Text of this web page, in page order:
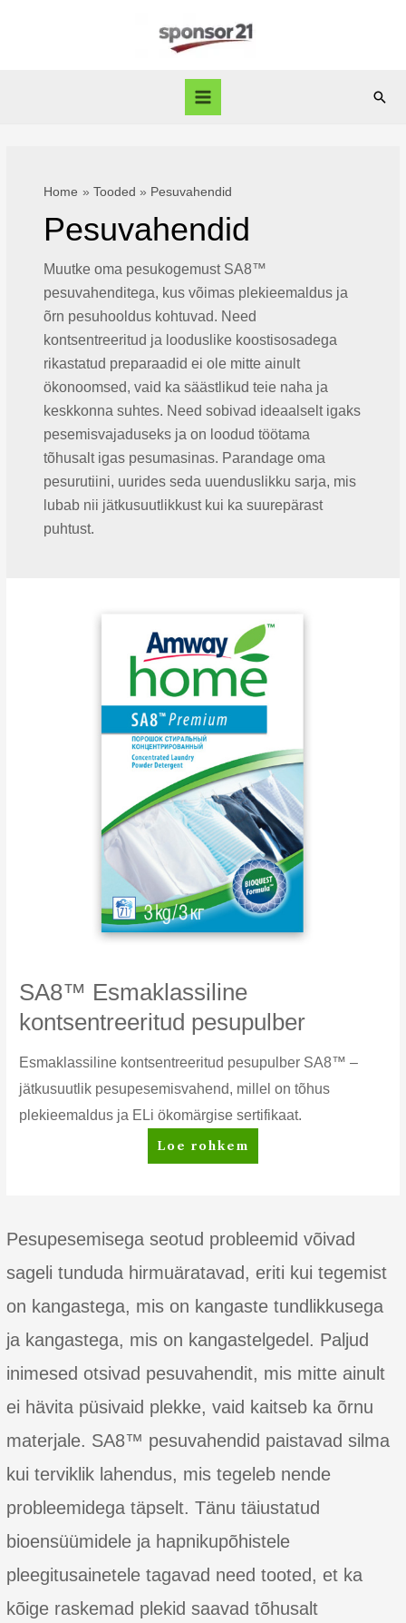
Main
Home Tooded Pesuvahendid
Pesuvahendid
Muutke oma pesukogemust SA8™
pesuvahenditega, kus võimas plekieemaldus ja
õrn pesuhooldus kohtuvad. Need
kontsentreeritud ja looduslike koostisosadega
rikastatud preparaadid ei ole mitte ainult
ökonoomsed, vaid ka säästlikud teie naha ja
keskkonna suhtes. Need sobivad ideaalselt igaks
pesemisvajaduseks ja on loodud töötama
tõhusalt igas pesumasinas. Parandage oma
pesurutiini, uurides seda uuenduslikku sarja, mis
lubab nii jätkusuutlikkust kui ka suurepärast
puhtust.
SA8™ Esmaklassiline
kontsentreeritud pesupulber
Esmaklassiline kontsentreeritud pesupulber SA8™ –
jätkusuutlik pesupesemisvahend, millel on tõhus
plekieemaldus ja ELi ökomärgise sertifikaat.
SA8™
Esmaklassiline
Loe rohkem
Pesupesemisega seotud probleemid võivad
sageli tunduda hirmuäratavad, eriti kui tegemist
on kangastega, mis on kangaste tundlikkusega
ja kangastega, mis on kangastelgedel. Paljud
inimesed otsivad pesuvahendit, mis mitte ainult
ei hävita püsivaid plekke, vaid kaitseb ka õrnu
materjale. SA8™ pesuvahendid paistavad silma
kui terviklik lahendus, mis tegeleb nende
probleemidega täpselt. Tänu täiustatud
bioensüümidele ja hapnikupõhistele
pleegitusainetele tagavad need tooted, et ka
kõige raskemad plekid saavad tõhusalt